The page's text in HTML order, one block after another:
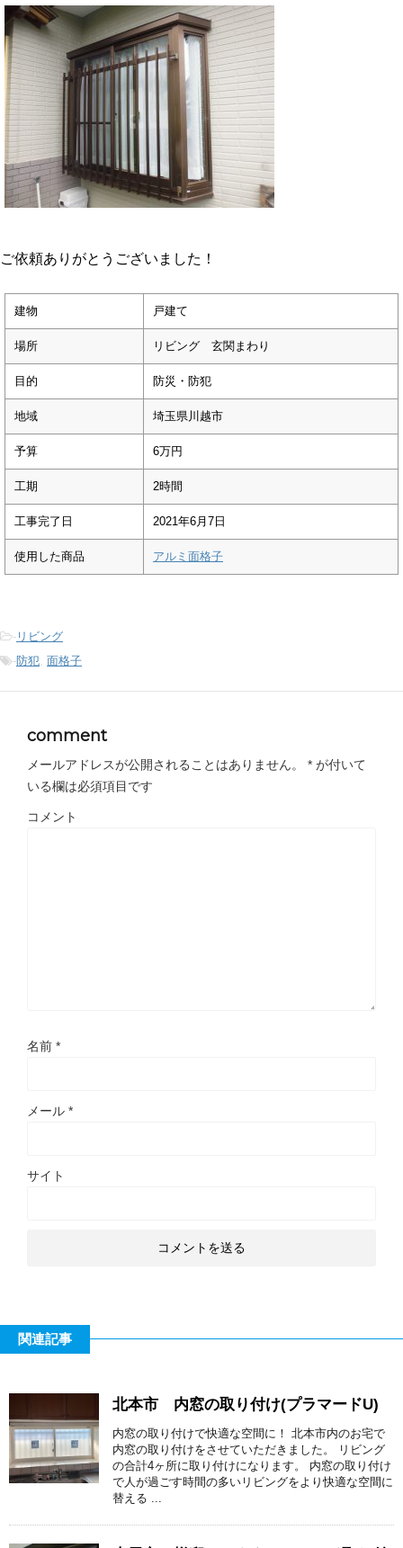
ご依頼ありがとうございました！
建物 戸建て
場所 リビング 玄関まわり
目的 防災・防犯
地域 埼玉県川越市
予算 6万円
工期 2時間
工事完了日 2021年6月7日
使用した商品 アルミ面格子
- リビング
-防犯 面格子
comment
メールアドレスが公開されることはありません。 * が付いて
いる欄は必須項目です
コメント
名前 *
メール *
サイト
関連記事
北本市 内窓の取り付け(プラマードU)
内窓の取り付けで快適な空間に！ 北本市内のお宅で
内窓の取り付けをさせていただきました。 リビング
の合計4ヶ所に取り付けになります。 内窓の取り付け
で人が過ごす時間の多いリビングをより快適な空間に
替える ...